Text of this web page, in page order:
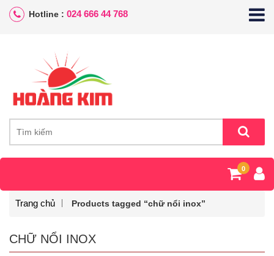
Hotline : 024 666 44 768
0
Trang chủ Products tagged “chữ nổi inox”
CHỮ NỔI INOX